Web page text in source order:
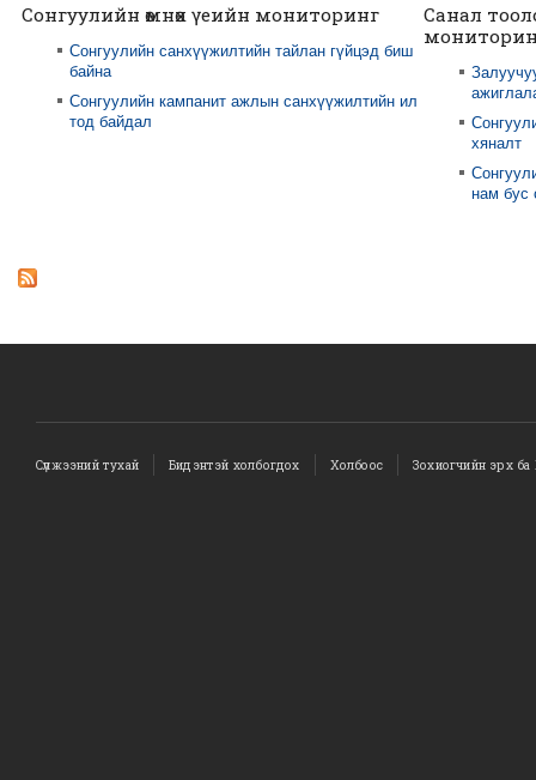
Сонгуулийн өмнөх үеийн мониторинг
Сонгуулийн санхүүжилтийн тайлан гүйцэд биш
байна
Сонгуулийн кампанит ажлын санхүүжилтийн ил
тод байдал
Санал
хяналт
нам бус
Сүлжээний тухай Бидэнтэй холбогдох Холбоос Зохиогчийн эрх